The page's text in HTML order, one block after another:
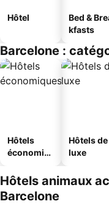
Hôtel
Bed &
kfasts
Barcelone :
Hôtels
économiq
Hôtels de
luxe
Hôtels animaux
Barcelone